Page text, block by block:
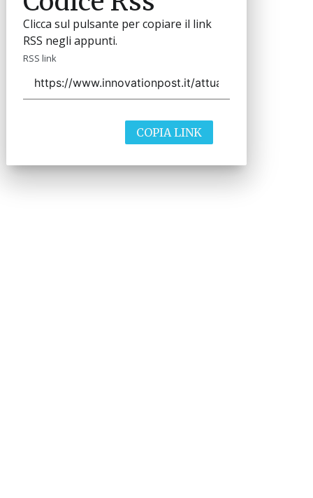
Clicca sul pulsante per copiare il link
RSS negli appunti.
RSS link
COPIA LINK